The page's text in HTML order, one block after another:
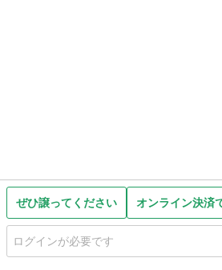
ぜひ譲ってください オンライン決済